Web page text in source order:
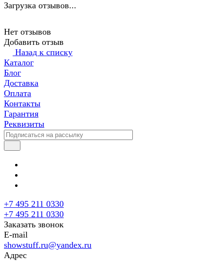
Загрузка отзывов...
Нет отзывов
Добавить отзыв
Назад к списку
Каталог
Блог
Доставка
Оплата
Контакты
Гарантия
Реквизиты
+7 495 211 0330
+7 495 211 0330
Заказать звонок
E-mail
showstuff.ru@yandex.ru
Адрес